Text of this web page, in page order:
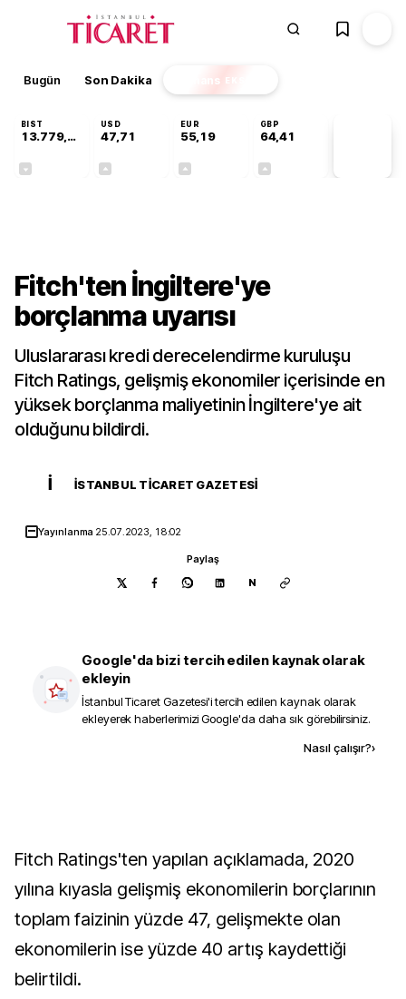
Bugün Son Dakika Finans EKSTRA
BIST
13.779,39
USD
47,71
EUR
55,19
GBP
64,41
Fitch'ten İngiltere'ye
borçlanma uyarısı
Uluslararası kredi derecelendirme kuruluşu
Fitch Ratings, gelişmiş ekonomiler içerisinde en
yüksek borçlanma maliyetinin İngiltere'ye ait
olduğunu bildirdi.
İ İSTANBUL TICARET GAZETESI
Yayınlanma 25.07.2023, 18:02
Paylaş
N
Google'da bizi tercih edilen kaynak olarak
ekleyin
İstanbul Ticaret Gazetesi'i tercih edilen kaynak olarak
ekleyerek haberlerimizi Google'da daha sık görebilirsiniz.
Nasıl çalışır?›
Fitch Ratings'ten yapılan açıklamada, 2020
yılına kıyasla gelişmiş ekonomilerin borçlarının
toplam faizinin yüzde 47, gelişmekte olan
ekonomilerin ise yüzde 40 artış kaydettiği
belirtildi.